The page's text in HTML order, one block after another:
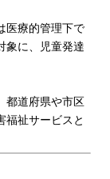
医療的管理下で
象に、児童発達
都道府県や市区
福祉サービスと